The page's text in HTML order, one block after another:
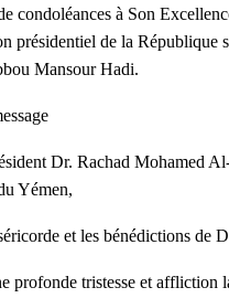
condoléances à Son
présidentiel de la République
Mansour Hadi.
Dr. Rachad Mohamed
Yémen,
et les bénédictions de
profonde tristesse et